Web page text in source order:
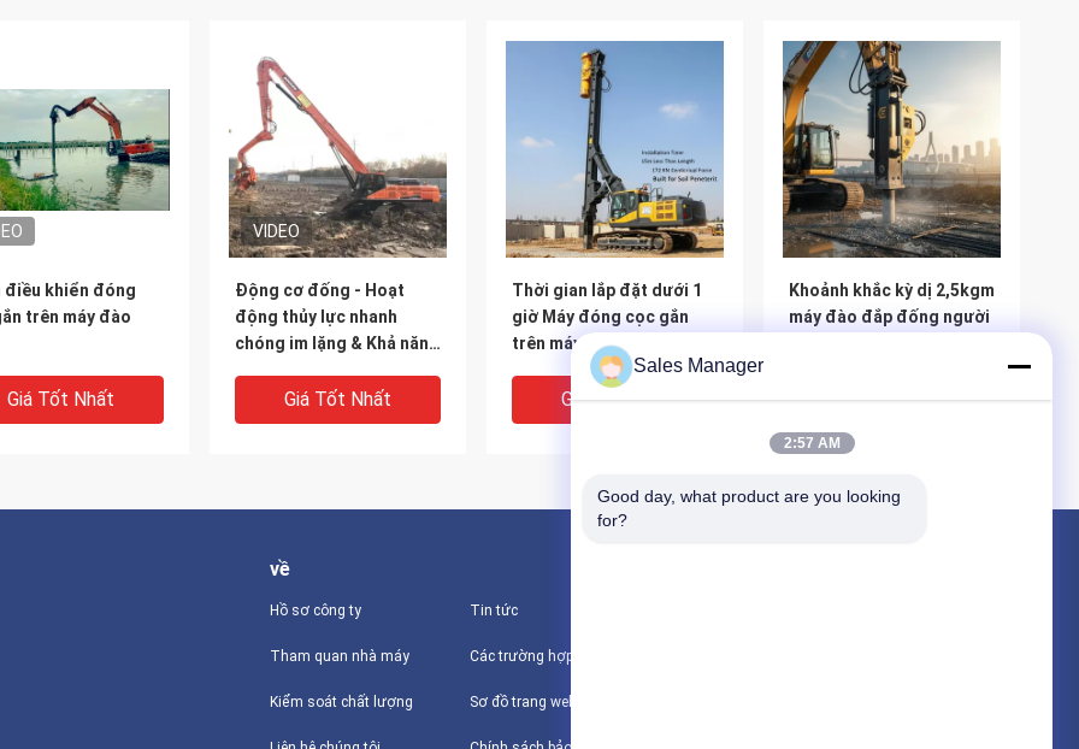
điều khiển đóng
trên máy đào
Giá Tốt Nhất
VIDEO
Động cơ đống - Hoạt
động thủy lực nhanh
chóng im lặng & Khả năng
Giá Tốt Nhất
Thời gian lắp đặt dưới 1
giờ Máy đóng cọc gắn
trên máy xúc có chiều dài
đóng cọc 15m và lực ly
tâm 172 Kn được chế tạo
để xuyên đất
Giá Tốt Nhất
Khoảnh khắc kỳ dị 2,5kgm
máy đào đắp đống người
móng và các dự án kỹ
Giá Tốt Nhất
18m Sức chứa cọc Máy Giải pháp nền móng sâu:
về
Hồ sơ công ty
Tham quan nhà máy
Kiểm soát chất lượng
Tin tức
Các trường hợp
Sơ đồ trang web
Sales Manager
2:57 AM
Good day, what product are you looking
for?